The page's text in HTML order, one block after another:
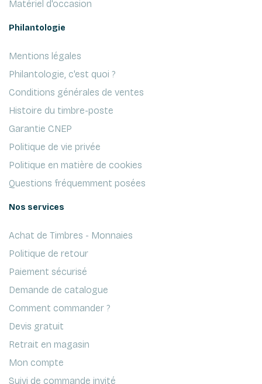
Matériel d'occasion
Philantologie
Mentions légales
Philantologie, c'est quoi ?
Conditions générales de ventes
Histoire du timbre-poste
Garantie CNEP
Politique de vie privée
Politique en matière de cookies
Questions fréquemment posées
Nos services
Achat de Timbres - Monnaies
Politique de retour
Paiement sécurisé
Demande de catalogue
Comment commander ?
Devis gratuit
Retrait en magasin
Mon compte
Suivi de commande invité